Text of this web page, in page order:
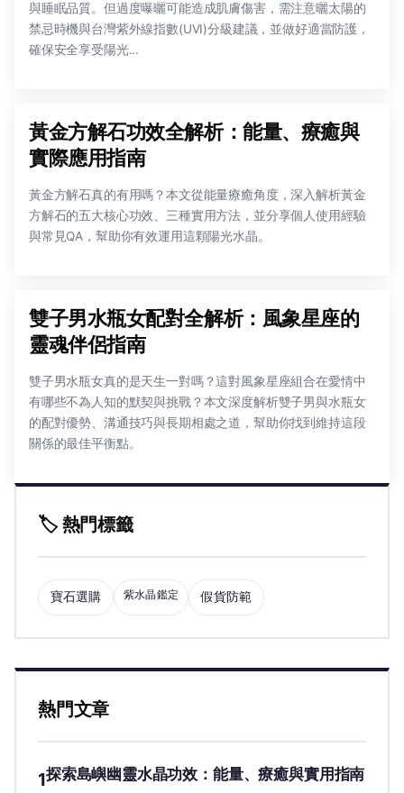
與睡眠品質。但過度曝曬可能造成肌膚傷害，需注意曬太陽的
禁忌時機與台灣紫外線指數(UVI)分級建議，並做好適當防護，
確保安全享受陽光...
黃金方解石功效全解析：能量、療癒與
實際應用指南
黃金方解石真的有用嗎？本文從能量療癒角度，深入解析黃金
方解石的五大核心功效、三種實用方法，並分享個人使用經驗
與常見QA，幫助你有效運用這顆陽光水晶。
雙子男水瓶女配對全解析：風象星座的
靈魂伴侶指南
雙子男水瓶女真的是天生一對嗎？這對風象星座組合在愛情中
有哪些不為人知的默契與挑戰？本文深度解析雙子男與水瓶女
的配對優勢、溝通技巧與長期相處之道，幫助你找到維持這段
關係的最佳平衡點。
🏷️ 熱門標籤
寶石選購 紫水晶鑑定 假貨防範
熱門文章
1探索島嶼幽靈水晶功效：能量、療癒與實用指南